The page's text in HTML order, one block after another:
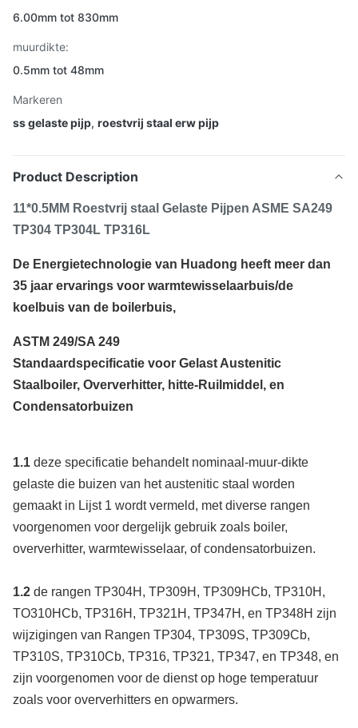
6.00mm tot 830mm
muurdikte:
0.5mm tot 48mm
Markeren
ss gelaste pijp, roestvrij staal erw pijp
Product Description
11*0.5MM Roestvrij staal Gelaste Pijpen ASME SA249
TP304 TP304L TP316L
De Energietechnologie van Huadong heeft meer dan
35 jaar ervarings voor warmtewisselaarbuis/de
koelbuis van de boilerbuis,
ASTM 249/SA 249
Standaardspecificatie voor Gelast Austenitic
Staalboiler, Oververhitter, hitte-Ruilmiddel, en
Condensatorbuizen
1.1 deze specificatie behandelt nominaal-muur-dikte
gelaste die buizen van het austenitic staal worden
gemaakt in Lijst 1 wordt vermeld, met diverse rangen
voorgenomen voor dergelijk gebruik zoals boiler,
oververhitter, warmtewisselaar, of condensatorbuizen.
1.2 de rangen TP304H, TP309H, TP309HCb, TP310H,
TO310HCb, TP316H, TP321H, TP347H, en TP348H zijn
wijzigingen van Rangen TP304, TP309S, TP309Cb,
TP310S, TP310Cb, TP316, TP321, TP347, en TP348, en
zijn voorgenomen voor de dienst op hoge temperatuur
zoals voor oververhitters en opwarmers.